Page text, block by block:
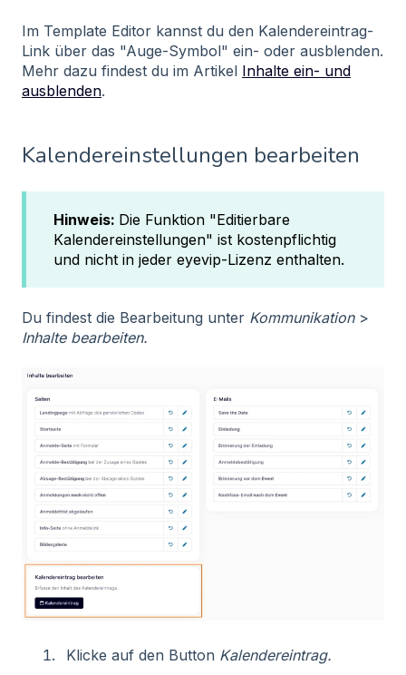
Im Template Editor kannst du den Kalendereintrag-
Link über das "Auge-Symbol" ein- oder ausblenden.
Mehr dazu findest du im Artikel Inhalte ein- und
ausblenden.
Kalendereinstellungen bearbeiten
Hinweis: Die Funktion "Editierbare
Kalendereinstellungen" ist kostenpflichtig
und nicht in jeder eyevip-Lizenz enthalten.
Du findest die Bearbeitung unter Kommunikation>
Inhalte bearbeiten.
Klicke auf den Button Kalendereintrag.